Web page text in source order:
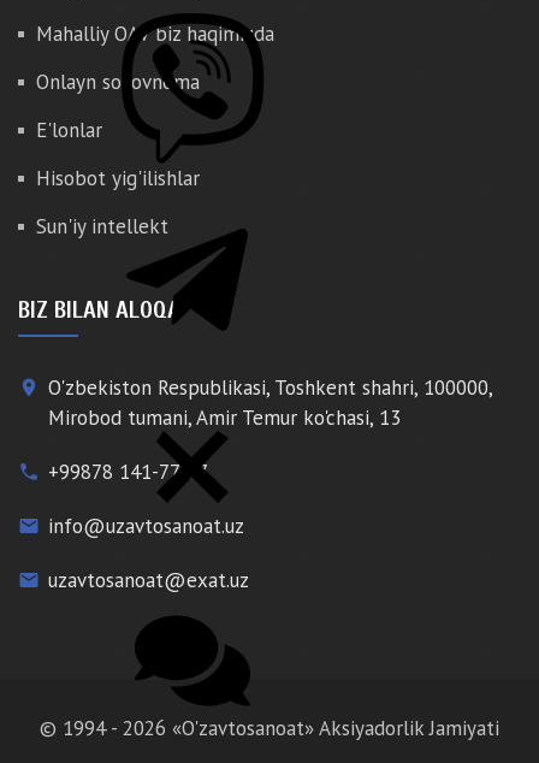
Mahalliy OAV biz haqimizda
Onlayn so'rovnoma
E'lonlar
Hisobot yig'ilishlar
Sun'iy intellekt
BIZ BILAN ALOQA
place O'zbekiston Respublikasi, Toshkent shahri, 100000,
Mirobod tumani, Amir Temur ko'chasi, 13
phone +99878 141-77-77
email info@uzavtosanoat.uz
email uzavtosanoat@exat.uz
© 1994 - 2026 «O'zavtosanoat» Aksiyadorlik Jamiyati